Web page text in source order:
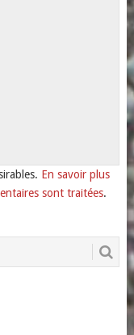
En savoir plus
sont traitées.